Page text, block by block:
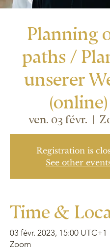
Planning
paths /
unserer
(online)
ven. 03 févr.
  |
Registration is
See other
Time &
03 févr. 2023, 15:00 UTC+1
Zoom